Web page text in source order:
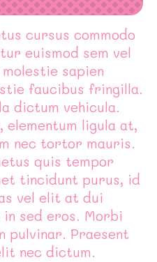
cursus commodo
euismod sem vel
sapien
faucibus fringilla.
dictum vehicula.
elementum ligula at,
nec tortor mauris.
quis tempor
tincidunt purus, id
vel elit at dui
sed eros. Morbi
pulvinar. Praesent
nec dictum.